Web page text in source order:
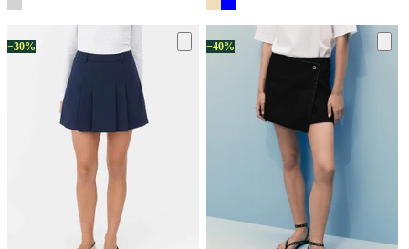
−30% −40%